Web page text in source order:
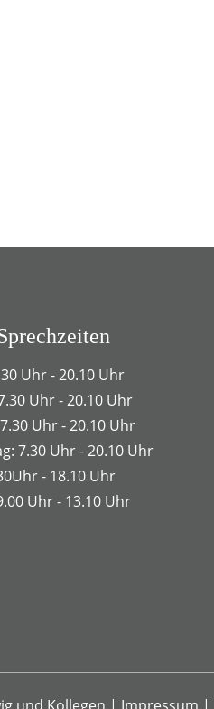
Uhr - 20.10 Uhr
Uhr - 20.10 Uhr
Uhr - 20.10 Uhr
7.30 Uhr - 20.10 Uhr
- 18.10 Uhr
Uhr - 13.10 Uhr